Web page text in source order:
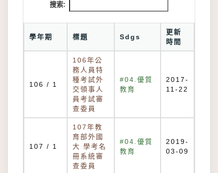
搜索:
學年期 標題 Sdgs
更新
時間
106 / 1
106年公
務人員特
種考試外
交領事人
員考試審
查委員
#04.優質
教育
2017-
11-22
107 / 1
107年教
育部外國
大 學考名
冊系統審
查委員
#04.優質
教育
2019-
03-09